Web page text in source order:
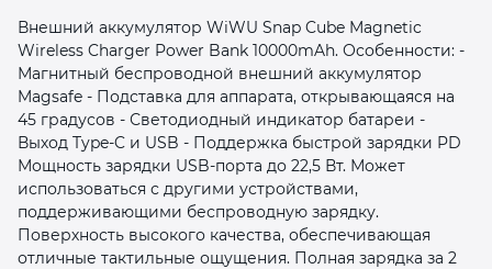
Внешний аккумулятор WiWU Snap Cube Magnetic
Wireless Charger Power Bank 10000mAh. Особенности:​ -
Магнитный беспроводной внешний аккумулятор
Magsafe - Подставка для аппарата, открывающаяся на
45 градусов - Светодиодный индикатор батареи -
Выход Type-C и USB - Поддержка быстрой зарядки PD​
Мощность зарядки USB-порта до 22,5 Вт. Может
использоваться с другими устройствами,
поддерживающими беспроводную зарядку.
Поверхность высокого качества, обеспечивающая
отличные тактильные ощущения. Полная зарядка за 2
раз в 2 недели